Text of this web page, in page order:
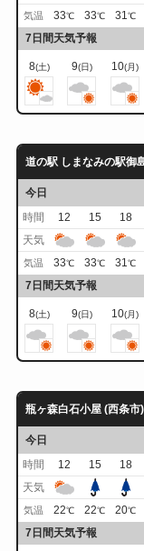
気温 33℃ 33℃ 31℃
7日間天気予報
8(土) 9(日) 10(月)
道の駅 しまなみの駅御
今日
時間
12 15 18
天気
気温 33℃ 33℃ 31℃
7日間天気予報
8(土) 9(日) 10(月)
瓶ヶ森白石小屋 (西条市
今日
時間
12 15 18
天気
気温 22℃ 22℃ 20℃
7日間天気予報